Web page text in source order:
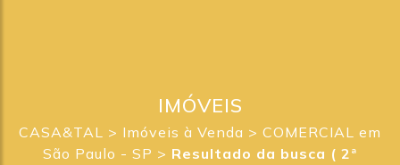
IMÓVEIS
CASA&TAL > Imóveis à Venda > COMERCIAL em
São Paulo - SP > Resultado da busca ( 2ª